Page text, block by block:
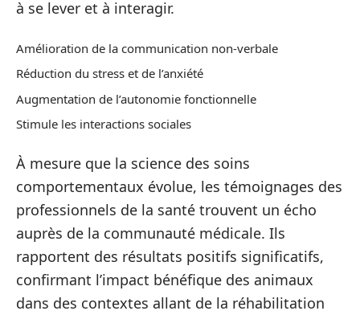
à se lever et à interagir.
Amélioration de la communication non-verbale
Réduction du stress et de l’anxiété
Augmentation de l’autonomie fonctionnelle
Stimule les interactions sociales
À mesure que la science des soins
comportementaux évolue, les témoignages des
professionnels de la santé trouvent un écho
auprès de la communauté médicale. Ils
rapportent des résultats positifs significatifs,
confirmant l’impact bénéfique des animaux
dans des contextes allant de la réhabilitation